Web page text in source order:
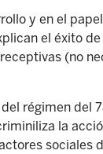
y en el
el éxito de
(no
régimen del
la
sociales